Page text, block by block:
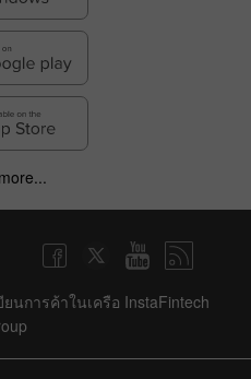
นการค้าในเครือ InstaFintech